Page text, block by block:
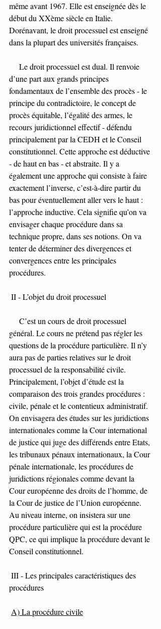
même avant 1967. Elle est enseignée dès le
début du XXème siècle en Italie.
Dorénavant, le droit processuel est enseigné
dans la plupart des universités françaises.
d’une part aux grands principes
fondamentaux de l’ensemble des procès - le
principe du contradictoire, le concept de
procès équitable, l’égalité des armes, le
recours juridictionnel effectif - défendu
principalement par la CEDH et le Conseil
constitutionnel. Cette approche est déductive
- de haut en bas - et abstraite. Il y a
également une approche qui consiste à faire
exactement l’inverse, c’est-à-dire partir du
bas pour éventuellement aller vers le haut :
l’approche inductive. Cela signifie qu’on va
envisager chaque procédure dans sa
technique propre, dans ses notions. On va
tenter de déterminer des divergences et
convergences entre les principales
procédures.
II - L’objet du droit processuel
général. Le cours ne prétend pas régler les
questions de la procédure particulière. Il n’y
aura pas de parties relatives sur le droit
processuel de la responsabilité civile.
Principalement, l’objet d’étude est la
comparaison des trois grandes procédures :
civile, pénale et le contentieux administratif.
On envisagera des études sur les juridictions
internationales comme la Cour international
de justice qui juge des différends entre Etats,
les tribunaux pénaux internationaux, la Cour
pénale internationale, les procédures de
juridictions régionales comme devant la
Cour européenne des droits de l’homme, de
la Cour de justice de l’Union européenne.
Au niveau interne, on insistera sur une
procédure particulière qui est la procédure
QPC, ce qui implique la procédure devant le
Conseil constitutionnel.
procédures
A) La procédure civile